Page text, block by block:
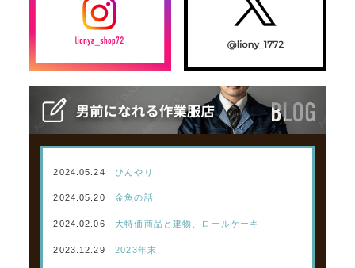
2024.05.24 ひんやり
2024.05.20 金魚の話
2024.02.06 大特価商品と建物、ロールケーキ
2023.12.29 2023年末